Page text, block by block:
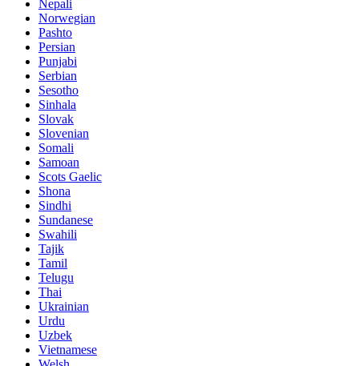
Nepali
Norwegian
Pashto
Persian
Punjabi
Serbian
Sesotho
Sinhala
Slovak
Slovenian
Somali
Samoan
Scots Gaelic
Shona
Sindhi
Sundanese
Swahili
Tajik
Tamil
Telugu
Thai
Ukrainian
Urdu
Uzbek
Vietnamese